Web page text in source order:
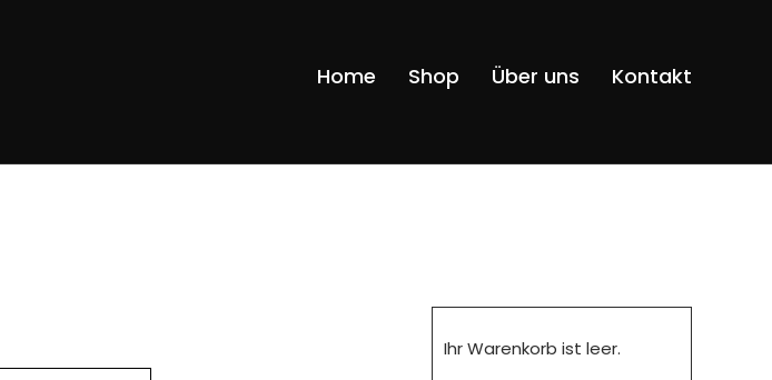
Home Shop Über uns Kontakt
Ihr Warenkorb ist leer.